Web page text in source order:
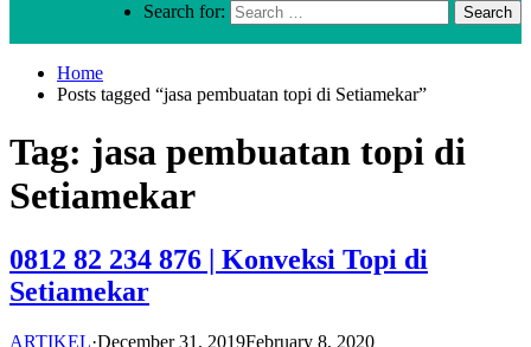
Search for:
Home
Posts tagged “jasa pembuatan topi di Setiamekar”
Tag: jasa pembuatan topi di
Setiamekar
0812 82 234 876 | Konveksi Topi di
Setiamekar
ARTIKEL·December 31, 2019February 8, 2020